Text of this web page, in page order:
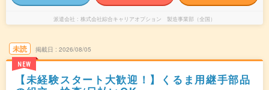
派遣会社 株式会社綜合キャリアオプション 製造事業部（全国）
未読
NEW
掲載日 2026/08/05
【未経験スタート大歓迎！】くるま用継手部品